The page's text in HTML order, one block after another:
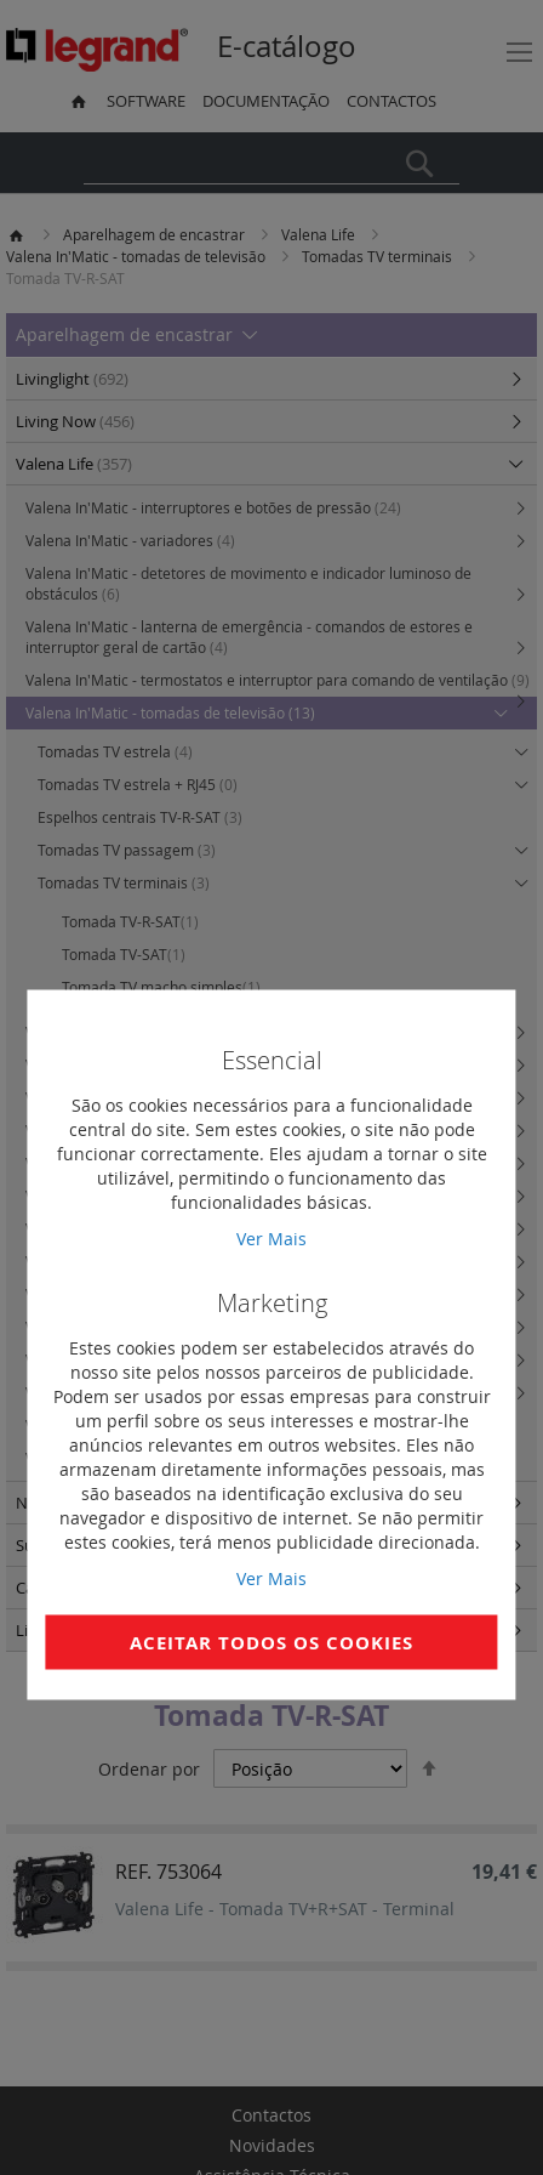
E-catálogo
SOFTWARE DOCUMENTAÇÃO CONTACTOS
Aparelhagem de encastrar
Valena Life
Valena In'Matic - tomadas de televisão
Tomadas TV terminais
Tomada TV-R-SAT
Tomada TV-R-SAT
Ordenar por
REF. 753064
Valena Life - Tomada TV+R+SAT - Terminal
19,41 €
Aparelhagem de encastrar
Livinglight(692)
Living Now(456)
Valena Life(357)
Valena In'Matic - interruptores e botões de pressão(24)
Valena In'Matic - variadores (4)
Valena In'Matic - detetores de movimento e indicador luminoso de
obstáculos (6)
Valena In'Matic - lanterna de emergência - comandos de estores e
interruptor geral de cartão(4)
Valena In'Matic - termostatos e interruptor para comando de ventilação(9)
Valena In'Matic - tomadas de televisão(13)
Tomadas TV estrela (4)
Tomadas TV estrela + RJ45 (0)
Espelhos centrais TV-R-SAT(3)
Tomadas TV passagem (3)
Tomadas TV terminais (3)
Tomada TV-R-SAT(1)
Tomada TV-SAT(1)
Tomada TV macho simples(1)
Valena In'Matic - tomadas de dados - fibra e telefone
Valena In'Matic - tomadas áudio / vídeo e USB
Valena In'Matic - tomadas de corrente
Valena In'Matic - saída de cabos(2)
Valena In'Matic - carregadores USB (15)
Valena In'Matic - acessórios(19)
Valena In'Matic - lâmpadas LED
Valena In'Matic - difusão sonora e colunas de som
Valena In'Matic - IP44 com tecla ou espelho central
Valena Life - teclas e espelhos centrais
Valena Life - quadros(76)
Valena Life - caixas salientes(2)
Valena In'Matic - lanterna de emergência(4)
Valena In'Matic - tomadas de dados (15)
Niloé Step(191)
Suno
(263)
Caixas de encastrar Batibox
(57)
Light Now
Contactos
Novidades
Essencial
São os cookies necessários para a funcionalidade
central do site. Sem estes cookies, o site não pode
funcionar correctamente. Eles ajudam a tornar o site
utilizável, permitindo o funcionamento das
funcionalidades básicas.
Ver Mais
Marketing
Estes cookies podem ser estabelecidos através do
nosso site pelos nossos parceiros de publicidade.
Podem ser usados por essas empresas para construir
um perfil sobre os seus interesses e mostrar-lhe
anúncios relevantes em outros websites. Eles não
armazenam diretamente informações pessoais, mas
são baseados na identificação exclusiva do seu
navegador e dispositivo de internet. Se não permitir
estes cookies, terá menos publicidade direcionada.
Ver Mais
ACEITAR TODOS OS COOKIES